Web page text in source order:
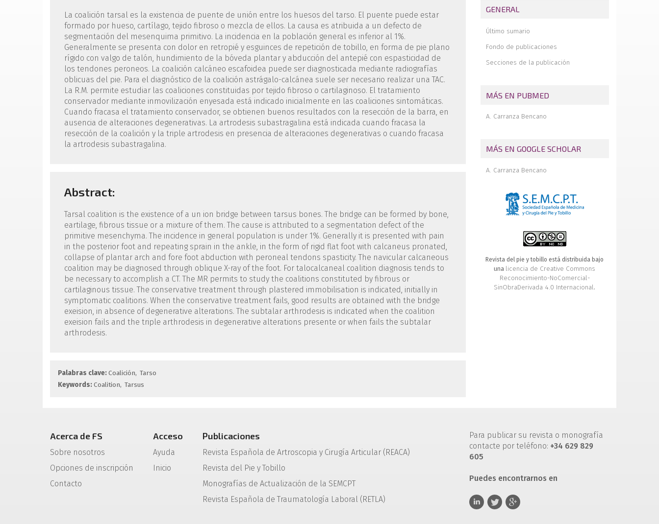
La coalición tarsal es la existencia de puente de unión entre los huesos del tarso. El puente puede estar
formado por hueso, cartílago, tejido fibroso o mezcla de ellos. La causa es atribuida a un defecto de
segmentación del mesenquima primitivo. La incidencia en la población general es inferior al 1%.
Generalmente se presenta con dolor en retropié y esguinces de repetición de tobillo, en forma de pie plano
rígido con valgo de talón, hundimiento de la bóveda plantar y abducción del antepié con espasticidad de
los tendones peroneos. La coalición calcáneo escafoidea puede ser diagnosticada mediante radiografías
oblicuas del pie. Para el diagnóstico de la coalición astrágalo-calcánea suele ser necesario realizar una TAC.
La R.M. permite estudiar las coaliciones constituidas por tejido fibroso o cartilaginoso. El tratamiento
conservador mediante inmovilización enyesada está indicado inicialmente en las coaliciones sintomáticas.
Cuando fracasa el tratamiento conservador, se obtienen buenos resultados con la resección de la barra, en
ausencia de alteraciones degenerativas. La artrodesis subastragalina está indicada cuando fracasa la
resección de la coalición y la triple artrodesis en presencia de alteraciones degenerativas o cuando fracasa
la artrodesis subastragalina.
Abstract:
Tarsal coalition is the existence of a un ion bridge between tarsus bones. The bridge can be formed by bone,
eartilage, fibrous tissue or a mixture of them. The cause is attributed to a segmentation defect of the
primitive mesenchyma. The incidence in general population is under 1%. Generally it is presented with pain
in the posterior foot and repeating sprain in the ankle, in the form of rigid flat foot with calcaneus pronated,
collapse of plantar arch and fore foot abduction with peroneal tendons spasticity. The navicular calcaneous
coalition may be diagnosed through oblique X-ray of the foot. For talocalcaneal coalition diagnosis tends to
be necessary to accomplish a CT. The MR permits to study the coalitions constituted by fibrous or
cartilaginous tissue. The conservative treatment through plastered immobilisation is indicated, initially in
symptomatic coalitions. When the conservative treatment fails, good results are obtained with the bridge
exeision, in absence of degenerative alterations. The subtalar arthrodesis is indicated when the coalition
exeision fails and the triple arthrodesis in degenerative alterations presente or when fails the subtalar
arthrodesis.
Palabras clave:Coalición Tarso
Keywords:Coalition Tarsus
artropatía de tobillo
Tratamiento del pie equinovaro en Bosnia
dedo gordo
La historia del C.I.P.
del pie en la literatura: Gustave Flaubert
GENERAL
Último sumario
Fondo de publicaciones
Secciones de la publicación
MÁS EN PUBMED
A. Carranza Bencano
MÁS EN GOOGLE SCHOLAR
A. Carranza Bencano
Revista del pie y tobillo está distribuida bajo
una licencia de Creative Commons
Reconocimiento-NoComercial-
SinObraDerivada 4.0 Internacional.
Acerca de FS
Sobre nosotros
Opciones de inscripción
Contacto
Acceso
Ayuda
Inicio
Publicaciones
Revista Española de Artroscopia y Cirugía Articular (REACA)
Revista del Pie y Tobillo
Monografías de Actualización de la SEMCPT
Revista Española de Traumatología Laboral (RETLA)
Para publicar su revista o monografía
contacte por teléfono: +34 629 829
605
Puedes encontrarnos en